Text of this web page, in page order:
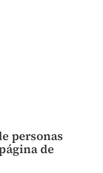
personas
de